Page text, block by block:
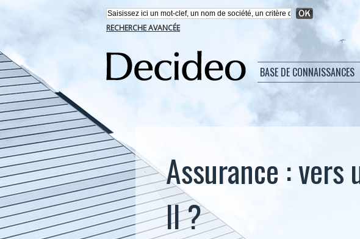
RECHERCHE AVANCÉE
BASE DE CONNAISSANCES
Assurance : vers
II ?